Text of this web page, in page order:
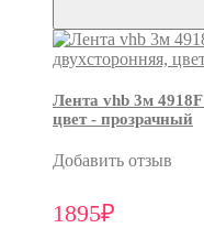
Лента vhb 3м
цвет - прозрачный
Добавить отзыв
1895₽